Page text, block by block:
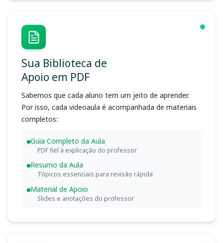
Sua Biblioteca de
Apoio em PDF
Sabemos que cada aluno tem um jeito de aprender.
Por isso, cada videoaula é acompanhada de materiais
completos:
Guia Completo da Aula
PDF fiel à explicação do professor
Resumo da Aula
Tópicos essenciais para revisão rápida
Material de Apoio
Slides e anotações do professor